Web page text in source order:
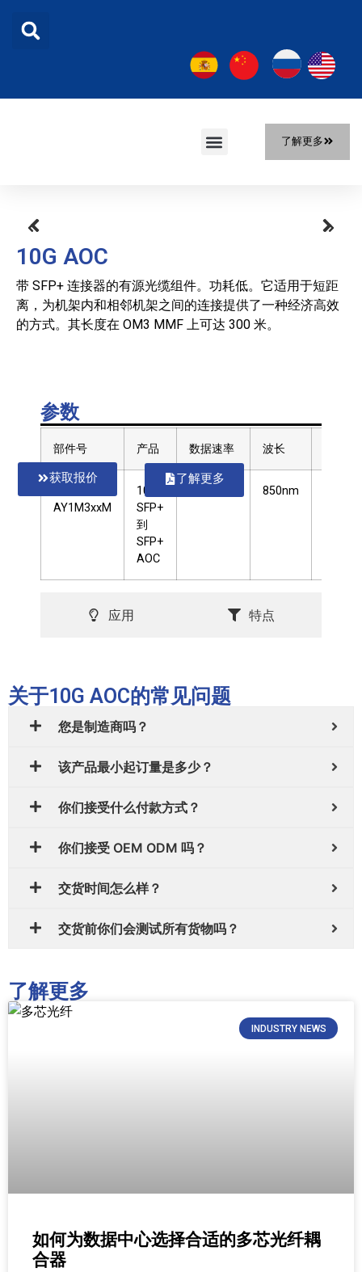
了解更多
10G AOC
带 SFP+ 连接器的有源光缆组件。功耗低。它适用于短距
离，为机架内和相邻机架之间的连接提供了一种经济高效
的方式。其长度在 OM3 MMF 上可达 300 米。
获取报价 了解更多
参数
部件号 产品 数据速率 波长
AY1M3xxM
10G
SFP+
到
SFP+
AOC
850nm
应用 特点
关于10G AOC的常见问题
您是制造商吗？
该产品最小起订量是多少？
你们接受什么付款方式？
你们接受 OEM ODM 吗？
交货时间怎么样？
交货前你们会测试所有货物吗？
了解更多
INDUSTRY NEWS
如何为数据中心选择合适的多芯光纤耦
合器